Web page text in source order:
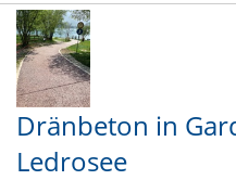
Dränbeton in
Ledrosee